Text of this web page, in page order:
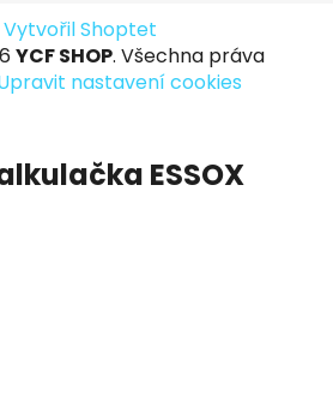
Vytvořil Shoptet
YCF SHOP. Všechna práva
nastavení cookies
ESSOX